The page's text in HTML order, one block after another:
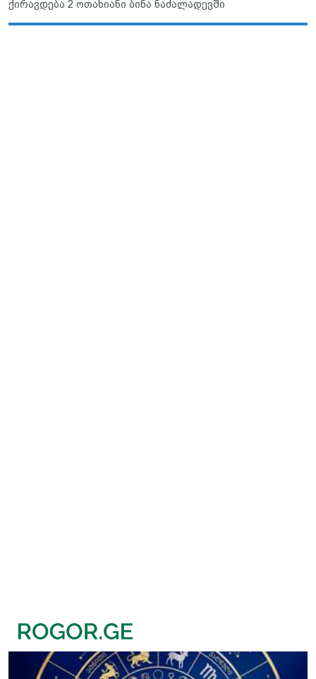
ქირავდება 2 ოთახიანი ბინა ნაძალადევში